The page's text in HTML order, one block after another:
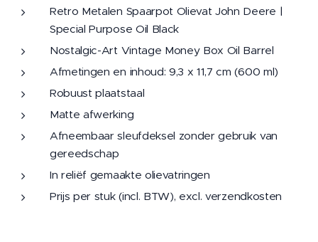
Retro Metalen Spaarpot Olievat John Deere |
Special Purpose Oil Black
Nostalgic-Art Vintage Money Box Oil Barrel
Afmetingen en inhoud: 9,3 x 11,7 cm (600 ml)
Robuust plaatstaal
Matte afwerking
Afneembaar sleufdeksel zonder gebruik van
gereedschap
In reliëf gemaakte olievatringen
Prijs per stuk (incl. BTW), excl. verzendkosten